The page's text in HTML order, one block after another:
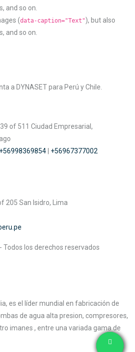
and so on.
(data-caption="Text"), but also
and so on.
a DYNASET para Perú y Chile.
of 511 Ciudad Empresarial,
+56998369854| +56967377002
205 San Isidro, Lima
los derechos reservados
es el líder mundial en fabricación de
de agua alta presion, compresores,
imanes , entre una variada gama de